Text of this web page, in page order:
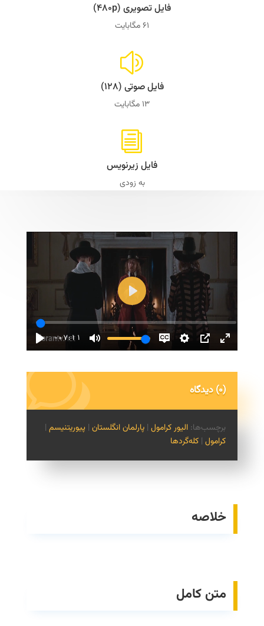
فایل تصویری (۴۸۰p)
61 مگابایت
z
فایل صوتی (۱۲۸)
13 مگابایت
i
فایل زیرنویس
به زودی
-07:11
شروع
پخش
(0) دیدگاه
برچسب‌ها: الیور کرامول| پارلمان انگلستان| پیوریتنیسم|
کرامول| کله‌گردها
خلاصه
متن کامل